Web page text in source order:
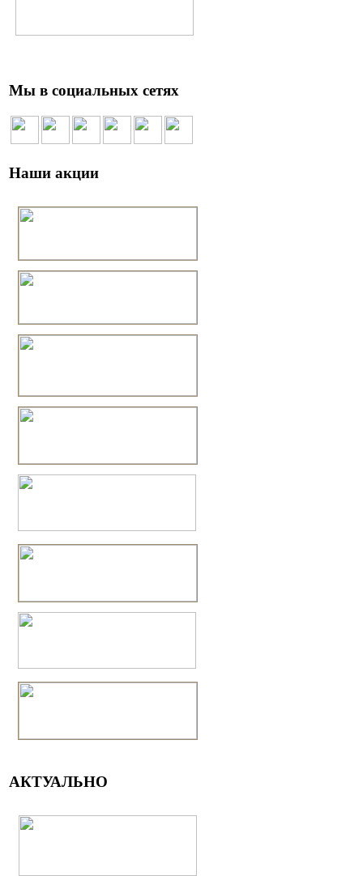
Мы в социальных сетях
Наши акции
АКТУАЛЬНО